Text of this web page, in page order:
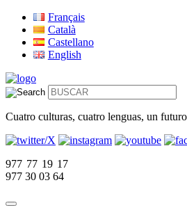
Français
Català
Castellano
English
Cuatro culturas, cuatro lenguas, un futuro
977 77 19 17
977 30 03 64